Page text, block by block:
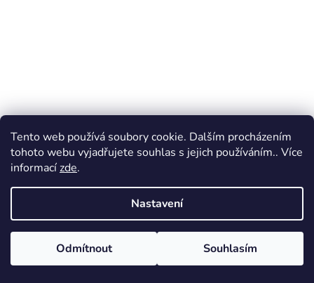
Tento web používá soubory cookie. Dalším procházením
tohoto webu vyjadřujete souhlas s jejich používáním.. Více
informacízde.
Nastavení
Odmítnout Souhlasím